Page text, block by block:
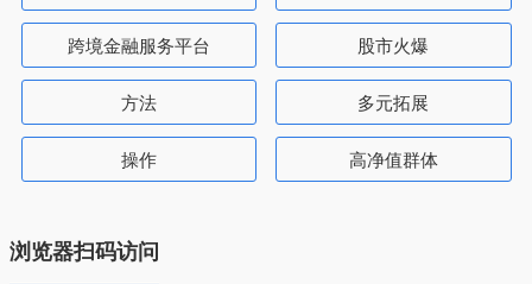
跨境金融服务平台 股市火爆
方法 多元拓展
操作 高净值群体
浏览器扫码访问